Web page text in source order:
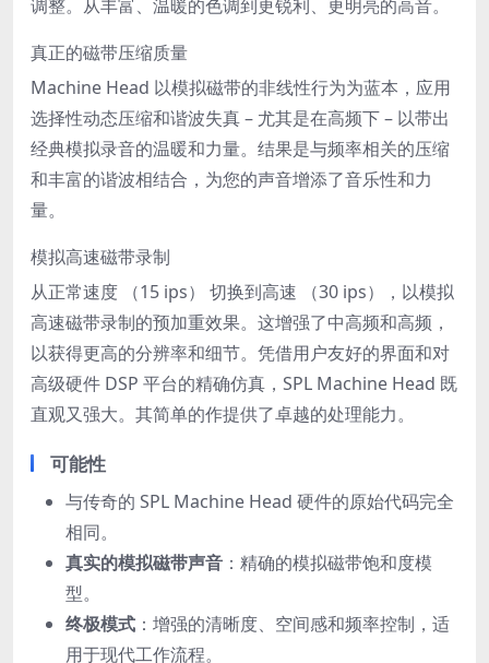
调整。从丰富、温暖的色调到更锐利、更明亮的高音。
真正的磁带压缩质量
Machine Head 以模拟磁带的非线性行为为蓝本，应用
选择性动态压缩和谐波失真 – 尤其是在高频下 – 以带出
经典模拟录音的温暖和力量。结果是与频率相关的压缩
和丰富的谐波相结合，为您的声音增添了音乐性和力
量。
模拟高速磁带录制
从正常速度 （15 ips） 切换到高速 （30 ips），以模拟
高速磁带录制的预加重效果。这增强了中高频和高频，
以获得更高的分辨率和细节。凭借用户友好的界面和对
高级硬件 DSP 平台的精确仿真，SPL Machine Head 既
直观又强大。其简单的作提供了卓越的处理能力。
可能性
与传奇的 SPL Machine Head 硬件的原始代码完全
相同。
真实的模拟磁带声音 ：精确的模拟磁带饱和度模
型。
终极模式 ：增强的清晰度、空间感和频率控制，适
用于现代工作流程。